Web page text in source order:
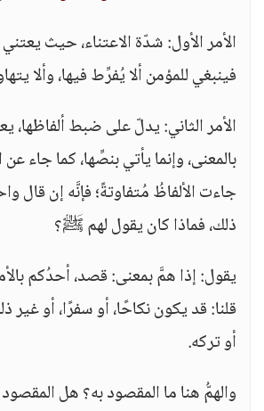
الأمر الأول: شدّة الاعتناء، حيث يعتني
فينبغي للمؤمن ألا يُفرِّط فيها، وألا
الأمر الثاني: يدلّ على ضبط ألفاظها،
بالمعنى، وإنما يأتي بنصِّها، كما جاء
جاءت الألفاظُ مُتفاوتةً؛ فإنَّه إن قال
ذلك، فماذا كان يقول لهم ﷺ؟
يقول: إذا همَّ بمعنى: قصد، أحدُكم
قلنا: قد يكون نكاحًا، أو سفرًا، أو غير
أو تركه.
والهمُّ هنا ما المقصود به؟ هل المقصود